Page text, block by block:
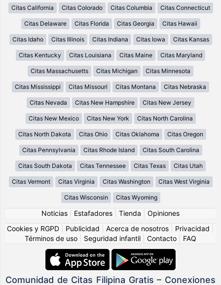
Citas California Citas Colorado Citas Columbia Citas Connecticut
Citas Delaware Citas Florida Citas Georgia Citas Hawaii
Citas Idaho Citas Illinois Citas Indiana Citas Iowa Citas Kansas
Citas Kentucky Citas Louisiana Citas Maine Citas Maryland
Citas Massachusetts Citas Michigan Citas Minnesota
Citas Mississippi Citas Missouri Citas Montana Citas Nebraska
Citas Nevada Citas New Hampshire Citas New Jersey
Citas New Mexico Citas New York Citas North Carolina
Citas North Dakota Citas Ohio Citas Oklahoma Citas Oregon
Citas Pennsylvania Citas Rhode Island Citas South Carolina
Citas South Dakota Citas Tennessee Citas Texas Citas Utah
Citas Vermont Citas Virginia Citas Washington Citas West Virginia
Citas Wisconsin Citas Wyoming
Noticias Estafadores Tienda
Opiniones
Cookies y RGPD
Publicidad Acerca de nosotros Privacidad
Términos de uso
Seguridad infantil Contacto FAQ
Comunidad de Citas Filipina Gratis – Conexiones